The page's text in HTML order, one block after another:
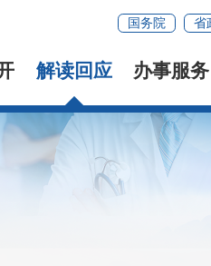
国务院 省
解读回应 办事服务